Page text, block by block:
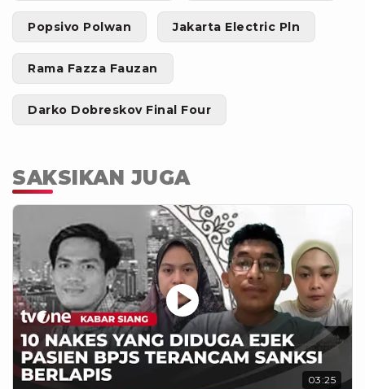
Popsivo Polwan Jakarta Electric Pln
Rama Fazza Fauzan
Darko Dobreskov Final Four
SAKSIKAN JUGA
03:25